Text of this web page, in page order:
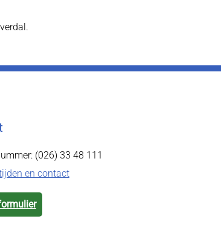
(026) 33 48 111
en contact